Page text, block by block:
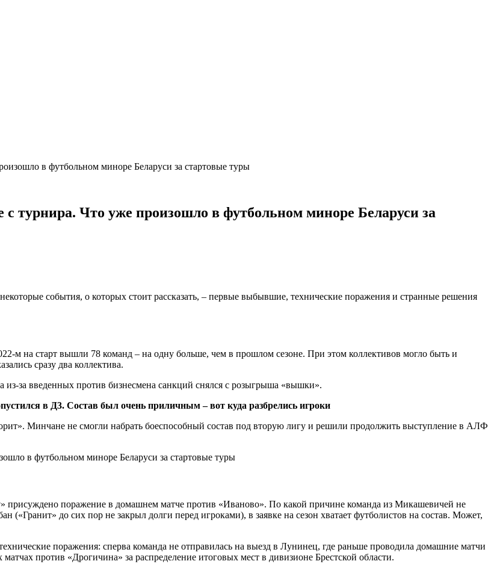
в футбольном миноре Беларуси за стартовые туры
турнира. Что уже произошло в футбольном миноре Беларуси за
события, о которых стоит рассказать, – первые выбывшие, технические поражения и странные решения
м на старт вышли 78 команд – на одну больше, чем в прошлом сезоне. При этом коллективов могло быть и
сразу два коллектива.
за введенных против бизнесмена санкций снялся с розыгрыша «вышки».
в Д3. Состав был очень приличным – вот куда разбрелись игроки
Минчане не смогли набрать боеспособный состав под вторую лигу и решили продолжить выступление в АЛФ
присуждено поражение в домашнем матче против «Иваново». По какой причине команда из Микашевичей не
(«Гранит» до сих пор не закрыл долги перед игроками), в заявке на сезон хватает футболистов на состав. Может,
поражения: сперва команда не отправилась на выезд в Лунинец, где раньше проводила домашние матчи
против «Дрогичина» за распределение итоговых мест в дивизионе Брестской области.